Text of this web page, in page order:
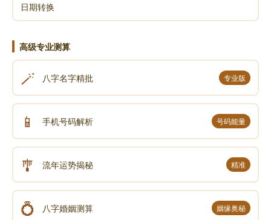
日期转换
高级专业测算
🪄 八字名字精批 专业版
📱 手机号码解析 号码能量
🎐 流年运势揭秘 精准
💍 八字婚姻测算 姻缘奥秘